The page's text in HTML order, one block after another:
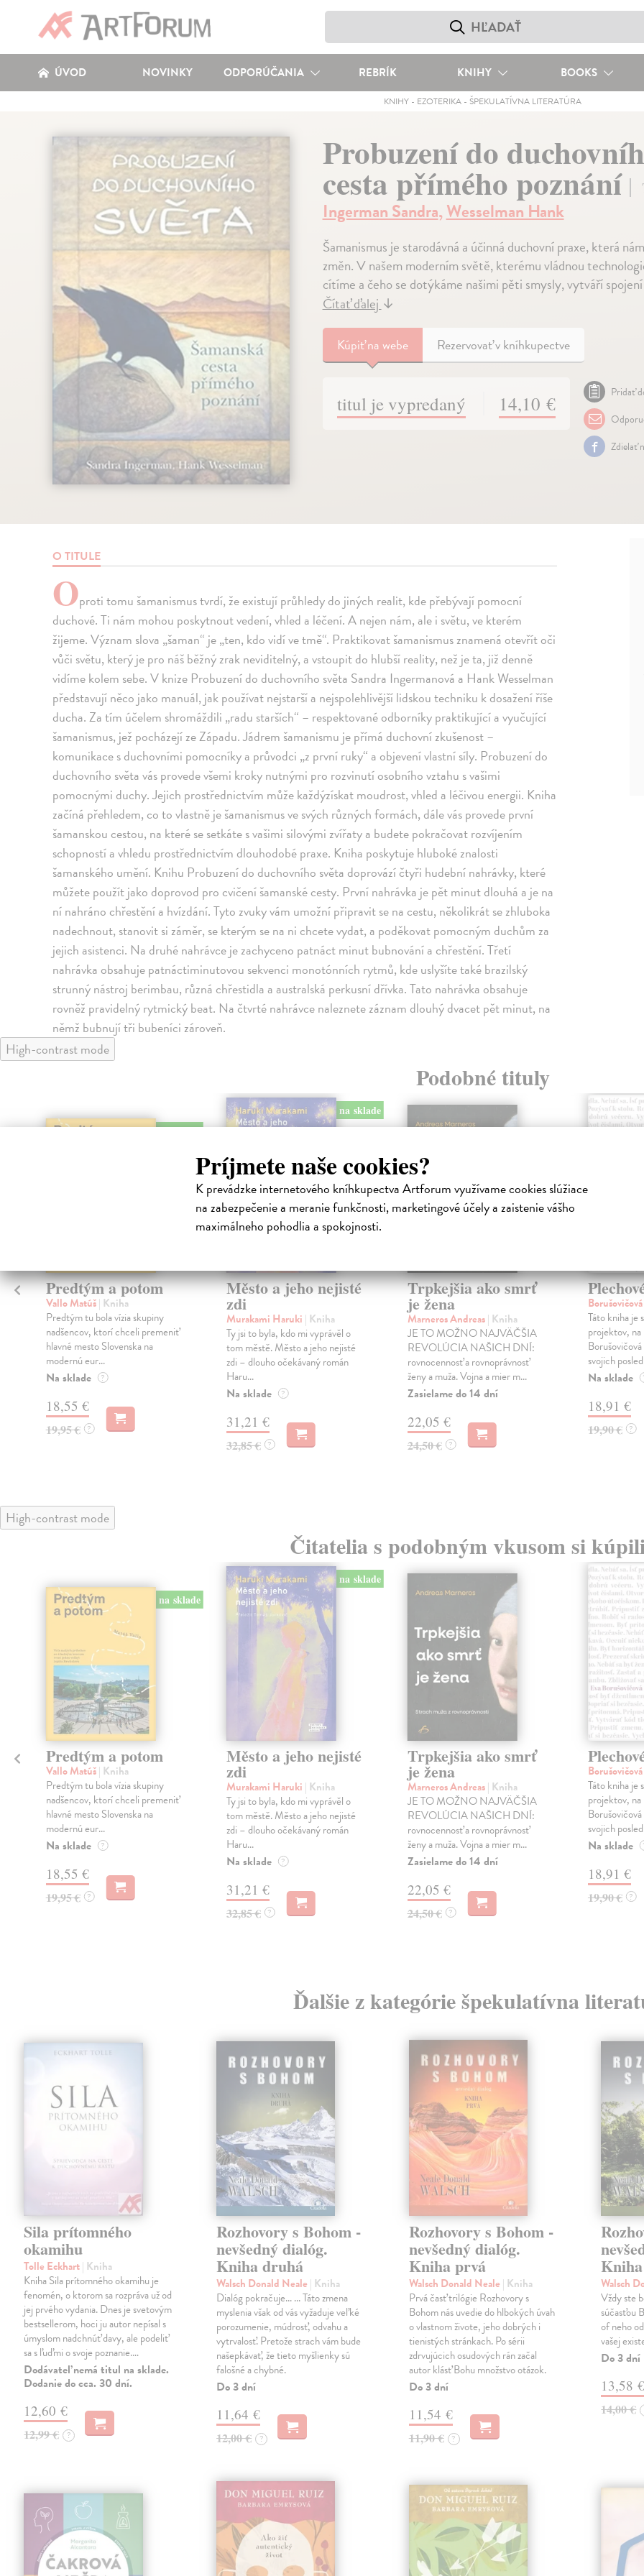
Príjmete naše cookies?
K prevádzke internetového kníhkupectva Artforum využívame cookies slúžiace
na zabezpečenie a meranie funkčnosti, marketingové účely a zaistenie vášho
maximálneho pohodlia a spokojnosti.
ÚVOD NOVINKY ODPORÚČANIA REBRÍK KNIHY BOOKS
KNIHY - EZOTERIKA - ŠPEKULATÍVNA LITERATÚRA
Probuzení do
cesta přímého poznání
Ingerman Sandra,Wesselman Hank
Šamanismus je starodávná a účinná duchovní praxe, která
změn. V našem moderním světě, kterému vládnou
cítíme a čeho se dotýkáme našimi pěti smysly, vytváří
Čítať ďalej↓
Kúpiťna webe Rezervovať v kníhkupectve
titul je vypredaný 14,10 €
Pridať
Zdielať
O TITULE
Oproti tomu šamanismus tvrdí, že existují průhledy do jiných realit, kde přebývají pomocní
duchové. Ti nám mohou poskytnout vedení, vhled a léčení. A nejen nám, ale i světu, ve kterém
žijeme. Význam slova „šaman“ je „ten, kdo vidí ve tmě“. Praktikovat šamanismus znamená otevřít oči
vůči světu, který je pro náš běžný zrak neviditelný, a vstoupit do hlubší reality, než je ta, již denně
vidíme kolem sebe. V knize Probuzení do duchovního světa Sandra Ingermanová a Hank Wesselman
představují něco jako manuál, jak používat nejstarší a nejspolehlivější lidskou techniku k dosažení říše
ducha. Za tím účelem shromáždili „radu starších“ – respektované odborníky praktikující a vyučující
šamanismus, jež pocházejí ze Západu. Jádrem šamanismu je přímá duchovní zkušenost –
komunikace s duchovními pomocníky a průvodci „z první ruky“ a objevení vlastní síly. Probuzení do
duchovního světa vás provede všemi kroky nutnými pro rozvinutí osobního vztahu s vašimi
pomocnými duchy. Jejich prostřednictvím může každýzískat moudrost, vhled a léčivou energii. Kniha
začíná přehledem, co to vlastně je šamanismus ve svých různých formách, dále vás provede první
šamanskou cestou, na které se setkáte s vašimi silovými zvířaty a budete pokračovat rozvíjením
schopností a vhledu prostřednictvím dlouhodobé praxe. Kniha poskytuje hluboké znalosti
šamanského umění. Knihu Probuzení do duchovního světa doprovází čtyři hudební nahrávky, které
můžete použít jako doprovod pro cvičení šamanské cesty. První nahrávka je pět minut dlouhá a je na
ní nahráno chřestění a hvízdání. Tyto zvuky vám umožní připravit se na cestu, několikrát se zhluboka
nadechnout, stanovit si záměr, se kterým se na ni chcete vydat, a poděkovat pomocným duchům za
jejich asistenci. Na druhé nahrávce je zachyceno patnáct minut bubnování a chřestění. Třetí
nahrávka obsahuje patnáctiminutovou sekvenci monotónních rytmů, kde uslyšíte také brazilský
strunný nástroj berimbau, různá chřestidla a australská perkusní dřívka. Tato nahrávka obsahuje
rovněž pravidelný rytmický beat. Na čtvrté nahrávce naleznete záznam dlouhý dvacet pět minut, na
němž bubnují tři bubeníci zároveň.
High-contrast mode
Podobné tituly
na sklade
Predtým a potom
Vallo Matúš| Kniha
Predtým tu bola vízia skupiny
nadšencov, ktorí chceli premeniť
hlavné mesto Slovenska na
modernú eur...
Na sklade ?
18,55 €
19,95 € ?
na sklade
Město a jeho nejisté
zdi
Murakami Haruki | Kniha
Ty jsi to byla, kdo mi vyprávěl o
tom městě. Město a jeho nejisté
zdi – dlouho očekávaný román
Haru...
Na sklade ?
31,21 €
32,85 € ?
Trpkejšia ako smrť
je žena
Marneros Andreas| Kniha
JE TO MOŽNO NAJVÄČŠIA
REVOLÚCIA NAŠICH DNÍ:
rovnocennosť a rovnoprávnosť
ženy a muža. Vojna a mier m...
Zasielame do 14 dní
22,05 €
24,50 € ?
Táto kniha je
projektov,
svojich
Na sklade
18,91 €
19,90 € ?
High-contrast mode
Čitatelia s podobným vkusom si
na sklade
Predtým a potom
Vallo Matúš| Kniha
Predtým tu bola vízia skupiny
nadšencov, ktorí chceli premeniť
hlavné mesto Slovenska na
modernú eur...
Na sklade ?
18,55 €
19,95 € ?
na sklade
Město a jeho nejisté
zdi
Murakami Haruki | Kniha
Ty jsi to byla, kdo mi vyprávěl o
tom městě. Město a jeho nejisté
zdi – dlouho očekávaný román
Haru...
Na sklade ?
31,21 €
32,85 € ?
Trpkejšia ako smrť
je žena
Marneros Andreas| Kniha
JE TO MOŽNO NAJVÄČŠIA
REVOLÚCIA NAŠICH DNÍ:
rovnocennosť a rovnoprávnosť
ženy a muža. Vojna a mier m...
Zasielame do 14 dní
22,05 €
24,50 € ?
Táto kniha je
projektov,
svojich
Na sklade
18,91 €
19,90 € ?
Ďalšie z kategórie špekulatívna
Sila prítomného
okamihu
Tolle Eckhart| Kniha
Kniha Sila prítomného okamihu je
fenomén, o ktorom sa rozpráva už od
jej prvého vydania. Dnes je svetovým
bestsellerom, hoci ju autor nepísal s
úmyslom nadchnúť davy, ale podeliť
sa s ľuďmi o svoje poznanie.…
Dodávateľ nemá titul na sklade.
Dodanie do cca. 30 dní.
12,60 €
12,99 € ?
Rozhovory s Bohom -
nevšedný dialóg.
Kniha druhá
Walsch Donald Neale | Kniha
Dialóg pokračuje... ... Táto zmena
myslenia však od vás vyžaduje veľké
porozumenie, múdrosť, odvahu a
vytrvalosť. Pretože strach vám bude
našepkávať, že tieto myšlienky sú
falošné a chybné.
Do 3 dní
11,64 €
12,00 € ?
Rozhovory s Bohom -
nevšedný dialóg.
Kniha prvá
Walsch Donald Neale | Kniha
Prvá časť trilógie Rozhovory s
Bohom nás uvedie do hlbokých úvah
o vlastnom živote, jeho dobrých i
tienistých stránkach. Po sérii
zdrvujúcich osudových rán začal
autor klásť Bohu množstvo otázok.
Do 3 dní
11,54 €
11,90 € ?
Walsch
Vždy ste
súčasťou
of neho
vašej
Do 3 dní
13,58 €
14,00 €